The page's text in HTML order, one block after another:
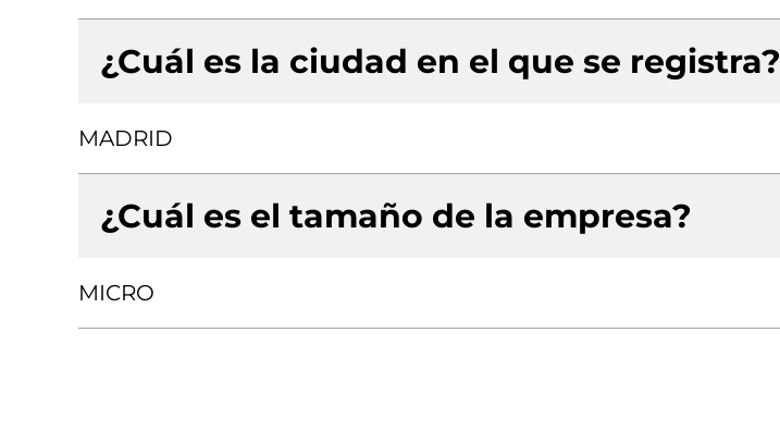
¿Cuál es la ciudad en el que se registra?
MADRID
¿Cuál es el tamaño de la empresa?
MICRO